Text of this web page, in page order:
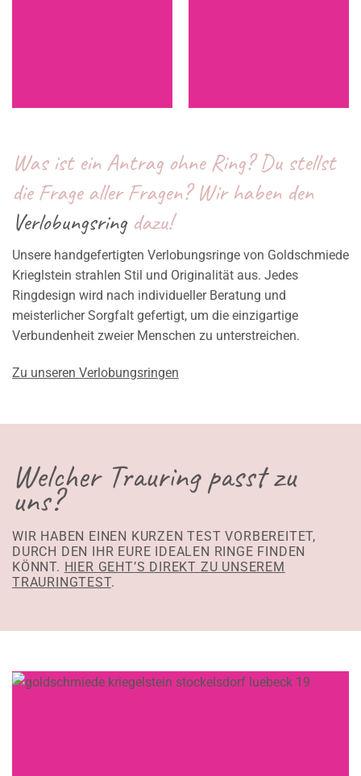
Was ist ein Antrag ohne Ring? Du stellst
die Frage aller Fragen? Wir haben den
Verlobungs­ringdazu!
Unsere handgefertigten Verlobungsringe von Goldschmiede
Krieglstein strahlen Stil und Originalität aus. Jedes
Ringdesign wird nach individueller Beratung und
meisterlicher Sorgfalt gefertigt, um die einzigartige
Verbundenheit zweier Menschen zu unterstreichen.
Zu unseren Verlobungsringen
Welcher Trauring passt zu
uns?
WIR HABEN EINEN KURZEN TEST VORBEREITET,
DURCH DEN IHR EURE IDEALEN RINGE FINDEN
KÖNNT. HIER GEHT’S DIREKT ZU UNSEREM
TRAURINGTEST.